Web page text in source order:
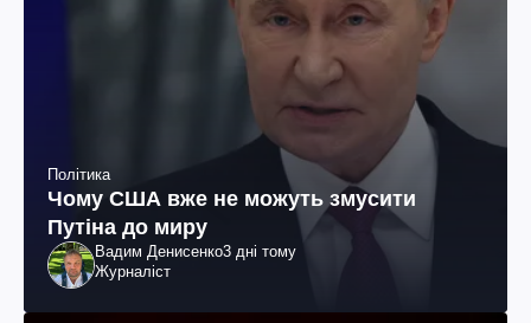
Політика
Чому США вже не можуть змусити
Путіна до миру
Вадим Денисенко3 дні тому
Журналіст